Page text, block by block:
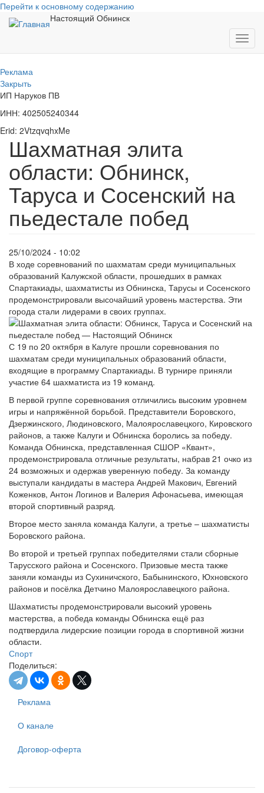
Перейти к основному содержанию
Настоящий Обнинск
Реклама
Закрыть
ИП Наруков ПВ
ИНН: 402505240344
Erid: 2VtzqvqhxMe
Шахматная элита
области: Обнинск,
Таруса и Сосенский на
пьедестале побед
25/10/2024 - 10:02
В ходе соревнований по шахматам среди муниципальных
образований Калужской области, прошедших в рамках
Спартакиады, шахматисты из Обнинска, Тарусы и Сосенского
продемонстрировали высочайший уровень мастерства. Эти
города стали лидерами в своих группах.
С 19 по 20 октября в Калуге прошли соревнования по
шахматам среди муниципальных образований области,
входящие в программу Спартакиады. В турнире приняли
участие 64 шахматиста из 19 команд.
В первой группе соревнования отличились высоким уровнем
игры и напряжённой борьбой. Представители Боровского,
Дзержинского, Людиновского, Малоярославецкого, Кировского
районов, а также Калуги и Обнинска боролись за победу.
Команда Обнинска, представленная СШОР «Квант»,
продемонстрировала отличные результаты, набрав 21 очко из
24 возможных и одержав уверенную победу. За команду
выступали кандидаты в мастера Андрей Макович, Евгений
Коженков, Антон Логинов и Валерия Афонасьева, имеющая
второй спортивный разряд.
Второе место заняла команда Калуги, а третье – шахматисты
Боровского района.
Во второй и третьей группах победителями стали сборные
Тарусского района и Сосенского. Призовые места также
заняли команды из Сухиничского, Бабынинского, Юхновского
районов и посёлка Детчино Малоярославецкого района.
Шахматисты продемонстрировали высокий уровень
мастерства, а победа команды Обнинска ещё раз
подтвердила лидерские позиции города в спортивной жизни
области.
Спорт
Поделиться:
Реклама
О канале
Договор-оферта